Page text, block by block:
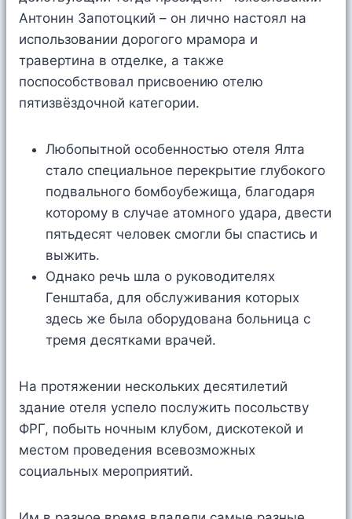
Антонин Запотоцкий – он лично настоял на
использовании дорогого мрамора и
травертина в отделке, а также
поспособствовал присвоению отелю
пятизвёздочной категории.
Любопытной особенностью отеля Ялта
стало специальное перекрытие глубокого
подвального бомбоубежища, благодаря
которому в случае атомного удара, двести
пятьдесят человек смогли бы спастись и
выжить.
Однако речь шла о руководителях
Генштаба, для обслуживания которых
здесь же была оборудована больница с
тремя десятками врачей.
На протяжении нескольких десятилетий
здание отеля успело послужить посольству
ФРГ, побыть ночным клубом, дискотекой и
местом проведения всевозможных
социальных мероприятий.